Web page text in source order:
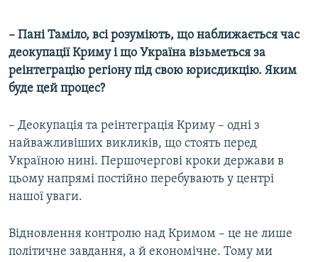
– Пані Таміло, всі розуміють, що наближається час
деокупації Криму і що Україна візьметься за
реінтеграцію регіону під свою юрисдикцію. Яким
буде цей процес?
– Деокупація та реінтеграція Криму – одні з
найважливіших викликів, що стоять перед
Україною нині. Першочергові кроки держави в
цьому напрямі постійно перебувають у центрі
нашої уваги.
Відновлення контролю над Кримом – це не лише
політичне завдання, а й економічне. Тому ми